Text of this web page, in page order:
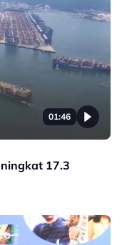
01:46
17.3